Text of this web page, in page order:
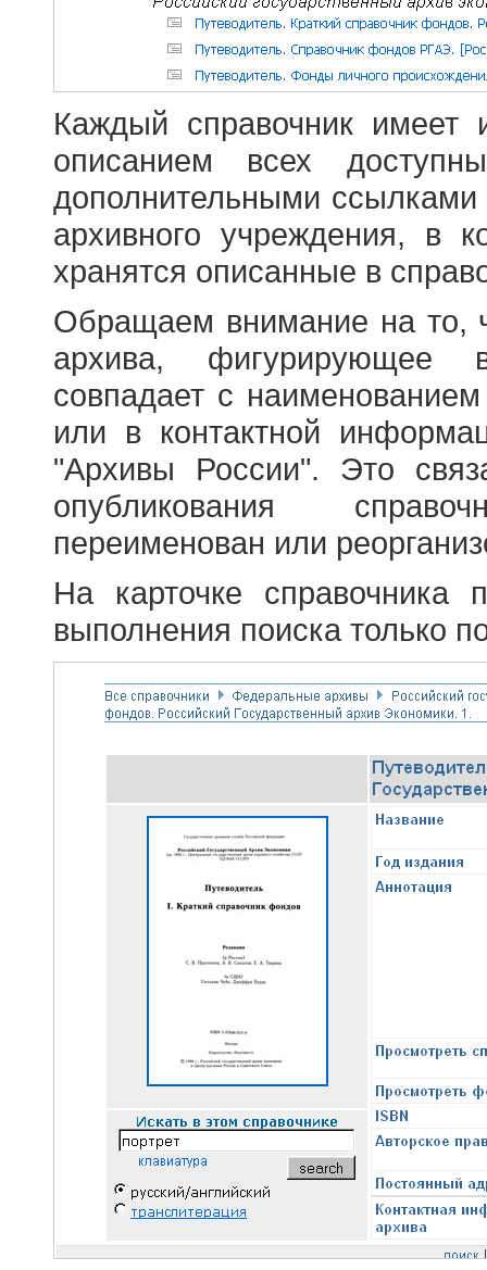
Каждый справочник имеет
описанием всех
дополнительными
архивного учреждения, в
хранятся описанные в
Обращаем внимание на то,
архива, фигурирующее
совпадает с
или в контактной
"Архивы России". Это
опубликования
переименован или
На карточке справочника
выполнения поиска только